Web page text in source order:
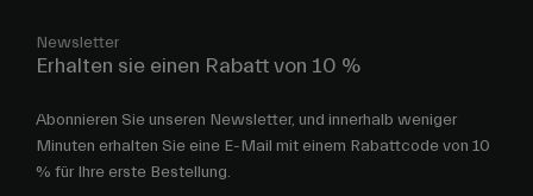
Newsletter
Erhalten sie einen Rabatt von 10 %
Abonnieren Sie unseren Newsletter, und innerhalb weniger
Minuten erhalten Sie eine E-Mail mit einem Rabattcode von 10
% für Ihre erste Bestellung.